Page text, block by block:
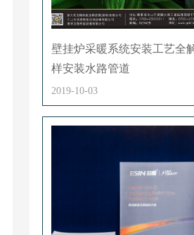
壁挂炉采暖系统安装工艺全
样安装水路管道
2019-10-03